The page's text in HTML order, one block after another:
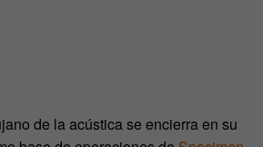
de la acústica se encierra en su